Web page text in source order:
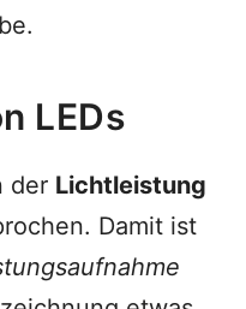
LEDs
der Lichtleistung
Damit ist